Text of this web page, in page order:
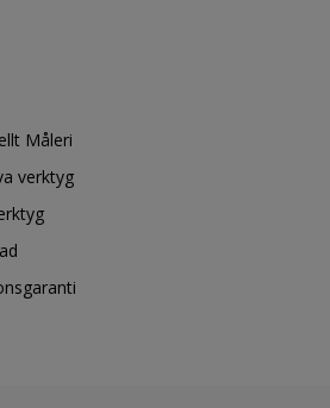
Måleri
verktyg